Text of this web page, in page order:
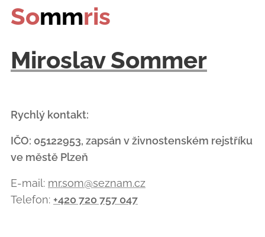
Sommris
Miroslav Sommer
Rychlý kontakt:
IČO: 05122953, zapsán v živnostenském rejstříku
ve městě Plzeň
E-mail: mr.som@seznam.cz
Telefon: +420 720 757 047